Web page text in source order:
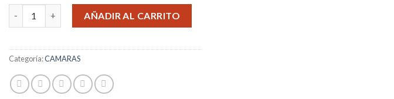
KIT DE CAMARAS X8 DIA/NOCHE cantidad
AÑADIR AL CARRITO
Categoría:CAMARAS